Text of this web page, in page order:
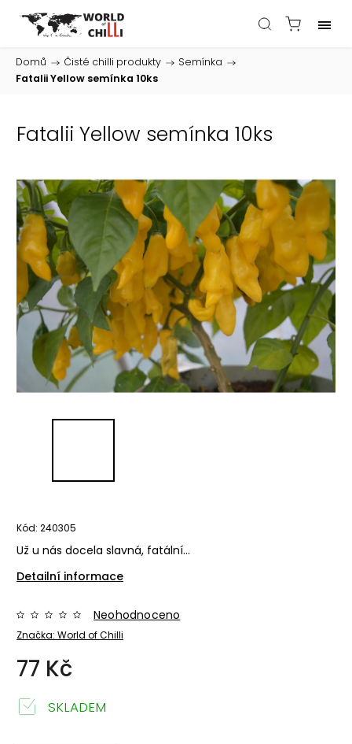
Domů / Čisté chilli produkty / Semínka /
Fatalii Yellow semínka 10ks
Fatalii Yellow semínka 10ks
Kód: 240305
Už u nás docela slavná, fatální...
Detailní informace
Značka: World of Chilli
Neohodnoceno
77 Kč
SKLADEM